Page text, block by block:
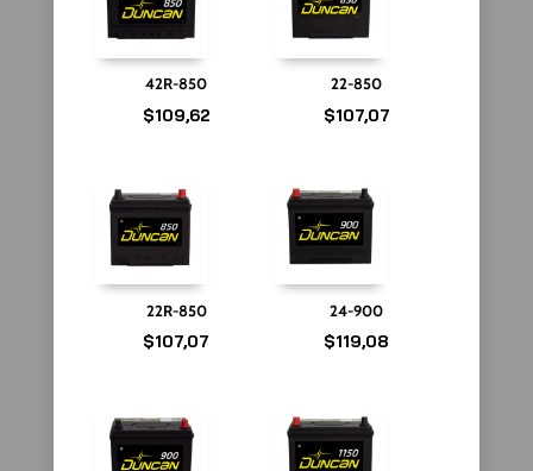
42R-850
$109,62
22-850
$107,07
22R-850
$107,07
24-900
$119,08